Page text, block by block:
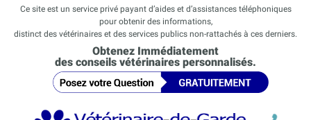
Ce site est un service privé payant d’aides et d’assistances téléphoniques
pour obtenir des informations,
distinct des vétérinaires et des services publics non-rattachés à ces derniers.
Obtenez Immédiatement
des conseils vétérinaires personnalisés.